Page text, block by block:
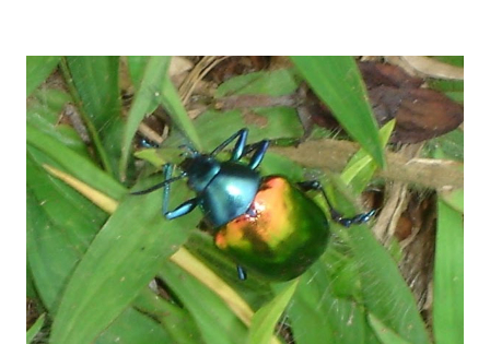
mostrar a polpa. A pele é bem fininha... Cada uma das
frutinhas possui duas sementes, parecendo uma semente dividida.
Duas frutinhas ao lado de um jambo. Essa foto foi feita ontem,
domingo, após a colheita. ----------------------------